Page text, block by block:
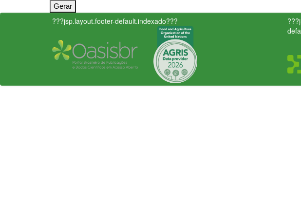
???jsp.layout.footer-default.indexado???